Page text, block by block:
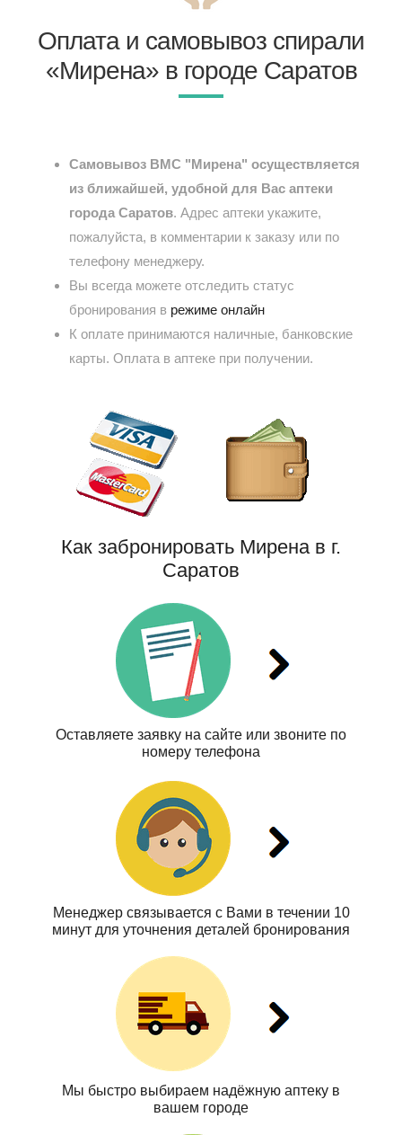
Оплата и самовывоз спирали
«Мирена» в городе Саратов
Самовывоз ВМС "Мирена" осуществляется
из ближайшей, удобной для Вас аптеки
города Саратов. Адрес аптеки укажите,
пожалуйста, в комментарии к заказу или по
телефону менеджеру.
Вы всегда можете отследить статус
бронирования в режиме онлайн
К оплате принимаются наличные, банковские
карты. Оплата в аптеке при получении.
Как забронировать Мирена в г.
Саратов
Оставляете заявку на сайте или звоните по
номеру телефона
Менеджер связывается с Вами в течении 10
минут для уточнения деталей бронирования
Мы быстро выбираем надёжную аптеку в
вашем городе